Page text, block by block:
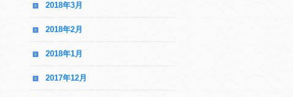
2018年3月
2018年2月
2018年1月
2017年12月